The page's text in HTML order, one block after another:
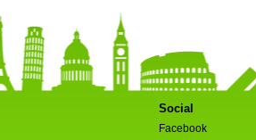
Social
Facebook